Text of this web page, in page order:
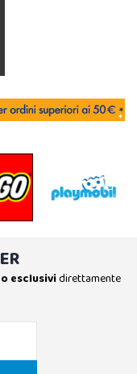
esclusividirettamente